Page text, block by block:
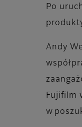
Po
Andy
Fujifilm
w